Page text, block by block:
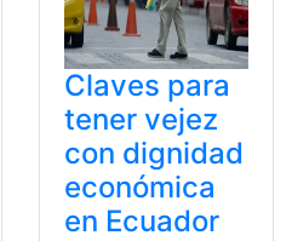
Claves para
tener vejez
con dignidad
económica
en Ecuador